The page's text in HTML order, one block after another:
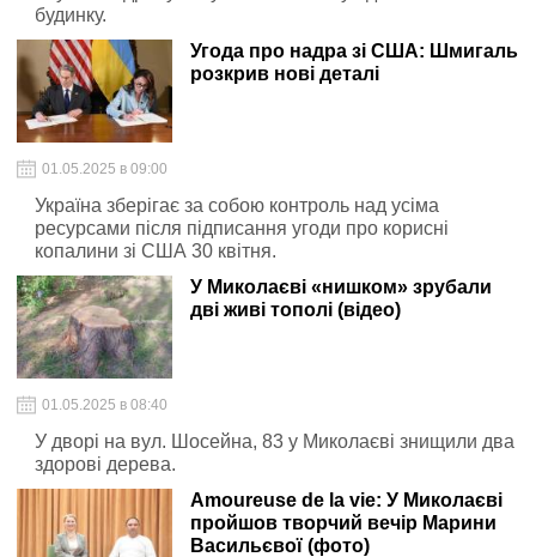
будинку.
Угода про надра зі США: Шмигаль
розкрив нові деталі
01.05.2025 в 09:00
Україна зберігає за собою контроль над усіма
ресурсами після підписання угоди про корисні
копалини зі США 30 квітня.
У Миколаєві «нишком» зрубали
дві живі тополі (відео)
01.05.2025 в 08:40
У дворі на вул. Шосейна, 83 у Миколаєві знищили два
здорові дерева.
Amoureuse de la vie: У Миколаєві
пройшов творчий вечір Марини
Васильєвої (фото)